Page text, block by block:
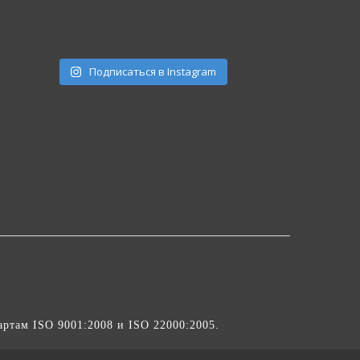
Подписаться в Instagram
ISO 9001:2008 и ISO 22000:2005.